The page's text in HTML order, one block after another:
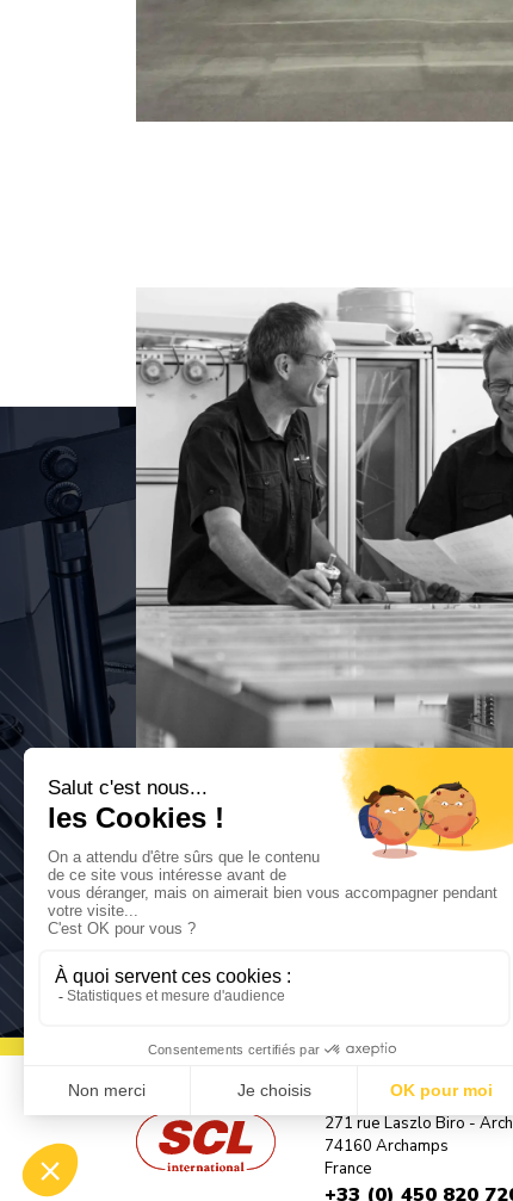
271 rue Laszlo Biro -
74160 Archamps
France
+33 (0) 450 820